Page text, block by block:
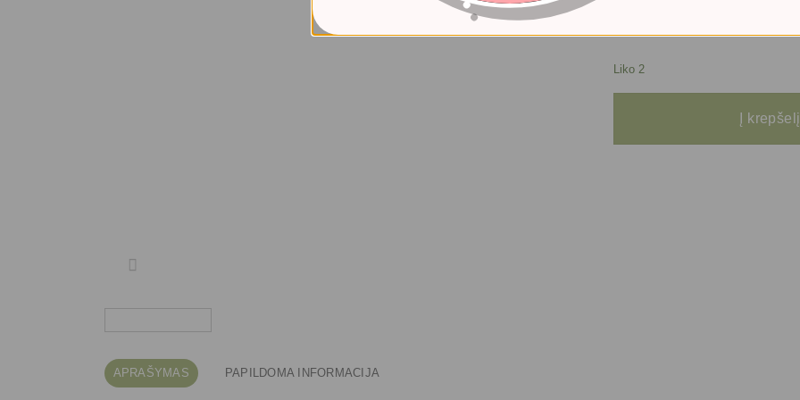
Liko 2
Į krepšelį
APRAŠYMAS PAPILDOMA INFORMACIJA